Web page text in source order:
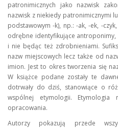
patronimicznych jako nazwisk
nazwisk z niekiedy patronimicznymi
podstawowym -k), np.: -ak, -ek, -
odrębne identyfikujące antroponimy,
i nie będąc też zdrobnieniami.
nazw miejscowych lecz także od
imion. Jest to okres tworzenia się
W książce podane zostały te
dotrwały do dziś, stanowiące o
wspólnej etymologii.
opracowania.
Autorzy pokazują przede